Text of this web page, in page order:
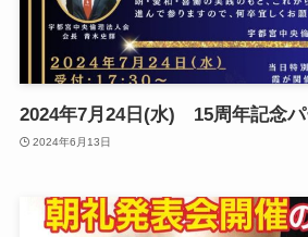
2024年7月24日(水) 15周年記念
2024年6月13日